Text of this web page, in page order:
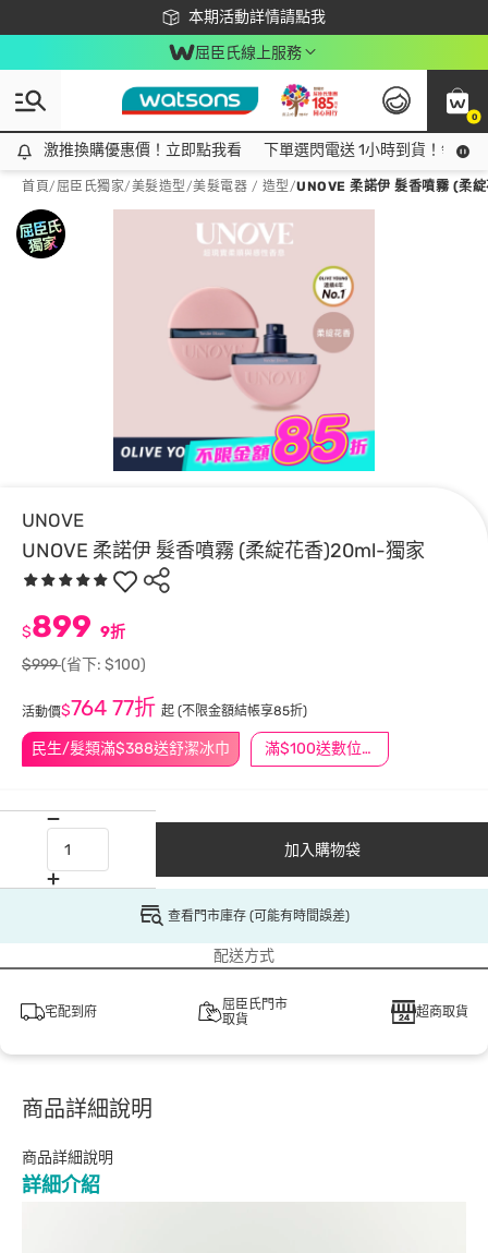
本期活動詳情請點我
下載app最高回饋$350
屈臣氏線上服務
0
激推換購優惠價！立即點我看
激推換購優惠價！立即點我看 下單選閃電送 1小時到貨！領神
首頁/ 屈臣氏獨家/美髮造型/美髮電器 / 造型/UNOVE 柔諾伊 髮香噴霧 (柔
UNOVE
UNOVE 柔諾伊 髮香噴霧 (柔綻花香)20ml-獨家
民生/髮類滿$388送舒潔冰巾 滿$100送數位印花
$899 9折
$999(省下: $100)
活動價$764 77折 起 (不限金額結帳享85折)
加入購物袋
查看門市庫存 (可能有時間誤差)
配送方式
宅配到府
屈臣氏門市
取貨
超商取貨
商品詳細說明
商品詳細說明
詳細介紹